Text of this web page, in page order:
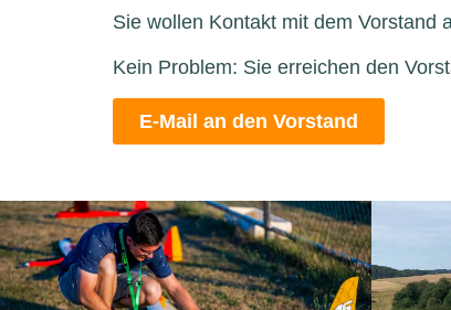
Sie wollen Kontakt mit dem Vorstand
Kein Problem: Sie erreichen den
E-Mail an den Vorstand